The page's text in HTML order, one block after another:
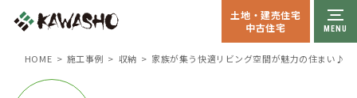
土地・建売住宅
中古住宅
HOME 施工事例 収納 家族が集う快適リビング空間が魅力の住まい♪